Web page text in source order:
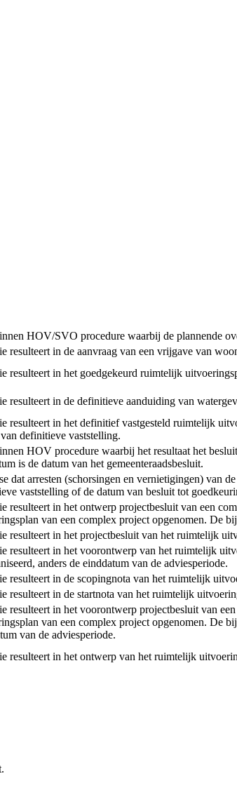
HOV/SVO procedure waarbij de plannende
resulteert in de aanvraag van een vrijgave van
resulteert in het goedgekeurd ruimtelijk
resulteert in de definitieve aanduiding van
resulteert in het definitief vastgesteld ruimtelijk
definitieve vaststelling.
HOV procedure waarbij het resultaat het
is de datum van het gemeenteraadsbesluit.
dat arresten (schorsingen en vernietigingen) van
vaststelling of de datum van besluit tot
resulteert in het ontwerp projectbesluit van een
van een complex project opgenomen. De
resulteert in het projectbesluit van het ruimtelijk
resulteert in het voorontwerp van het ruimtelijk
anders de einddatum van de adviesperiode.
resulteert in de scopingnota van het ruimtelijk
resulteert in de startnota van het ruimtelijk
resulteert in het voorontwerp projectbesluit van
van een complex project opgenomen. De
van de adviesperiode.
resulteert in het ontwerp van het ruimtelijk